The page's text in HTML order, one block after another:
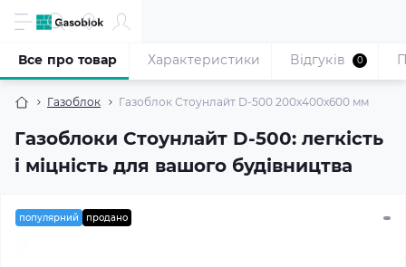
Газоблок Газоблок Стоунлайт D-500 200x400x600 мм
Газоблоки Стоунлайт D-500: легкість
і міцність для вашого будівництва
Все про товар Характеристики Відгуків 0
популярний продано